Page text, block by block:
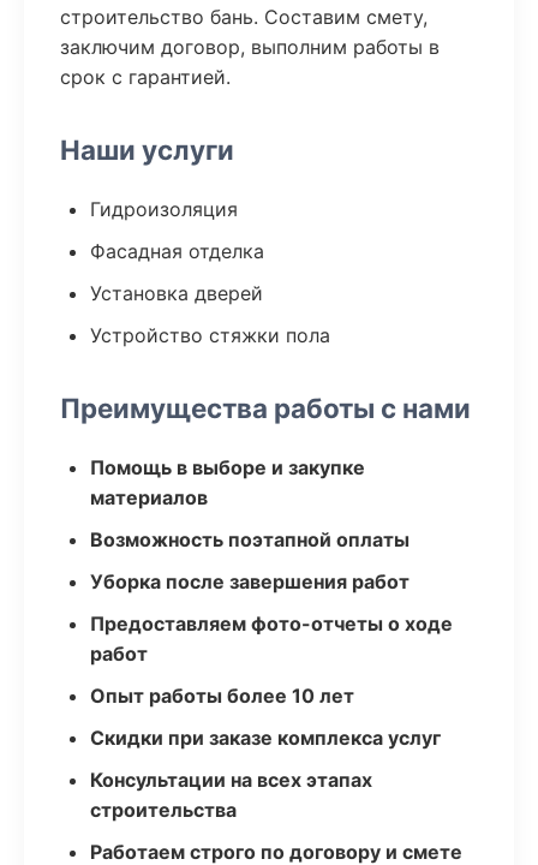
строительство бань. Составим смету,
заключим договор, выполним работы в
срок с гарантией.
Наши услуги
Гидроизоляция
Фасадная отделка
Установка дверей
Устройство стяжки пола
Преимущества работы с нами
Помощь в выборе и закупке
материалов
Возможность поэтапной оплаты
Уборка после завершения работ
Предоставляем фото-отчеты о ходе
работ
Опыт работы более 10 лет
Скидки при заказе комплекса услуг
Консультации на всех этапах
строительства
Работаем строго по договору и смете